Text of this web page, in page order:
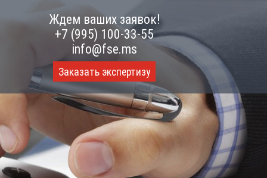
Ждем ваших заявок!
+7 (995) 100-33-55
info@fse.ms
Заказать экспертизу